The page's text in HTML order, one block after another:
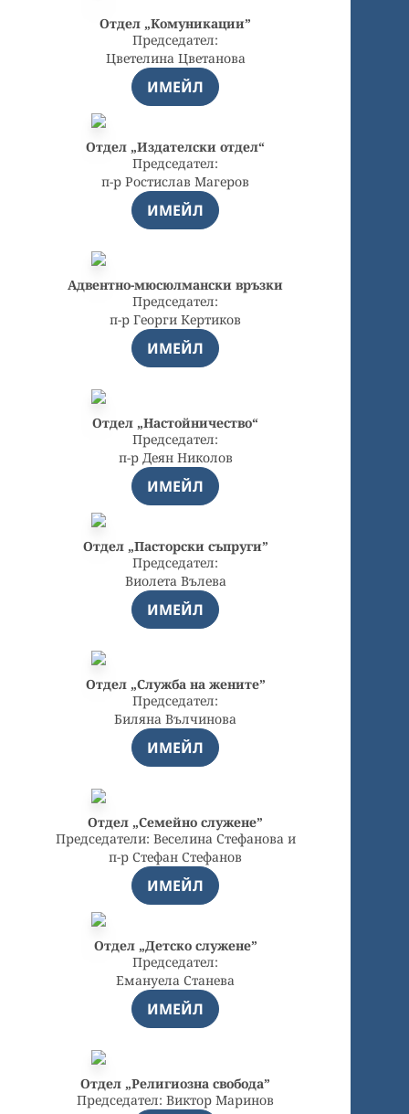
Отдел „Комуникации”
Председател:
Цветелина Цветанова
ИМЕЙЛ
Отдел „Издателски отдел“
Председател:
п-р Ростислав Магеров
ИМЕЙЛ
Адвентно-мюсюлмански връзки
Председател:
п-р Георги Кертиков
ИМЕЙЛ
Отдел „Настойничество“
Председател:
п-р Деян Николов
ИМЕЙЛ
Отдел „Пасторски съпруги”
Председател:
Виолета Вълева
ИМЕЙЛ
Отдел „Служба на жените”
Председател:
Биляна Вълчинова
ИМЕЙЛ
Отдел „Семейно служене”
Председатели: Веселина Стефанова и
п-р Стефан Стефанов
ИМЕЙЛ
Отдел „Детско служене”
Председател:
Емануела Станева
ИМЕЙЛ
Отдел „Религиозна свобода”
Председател: Виктор Маринов